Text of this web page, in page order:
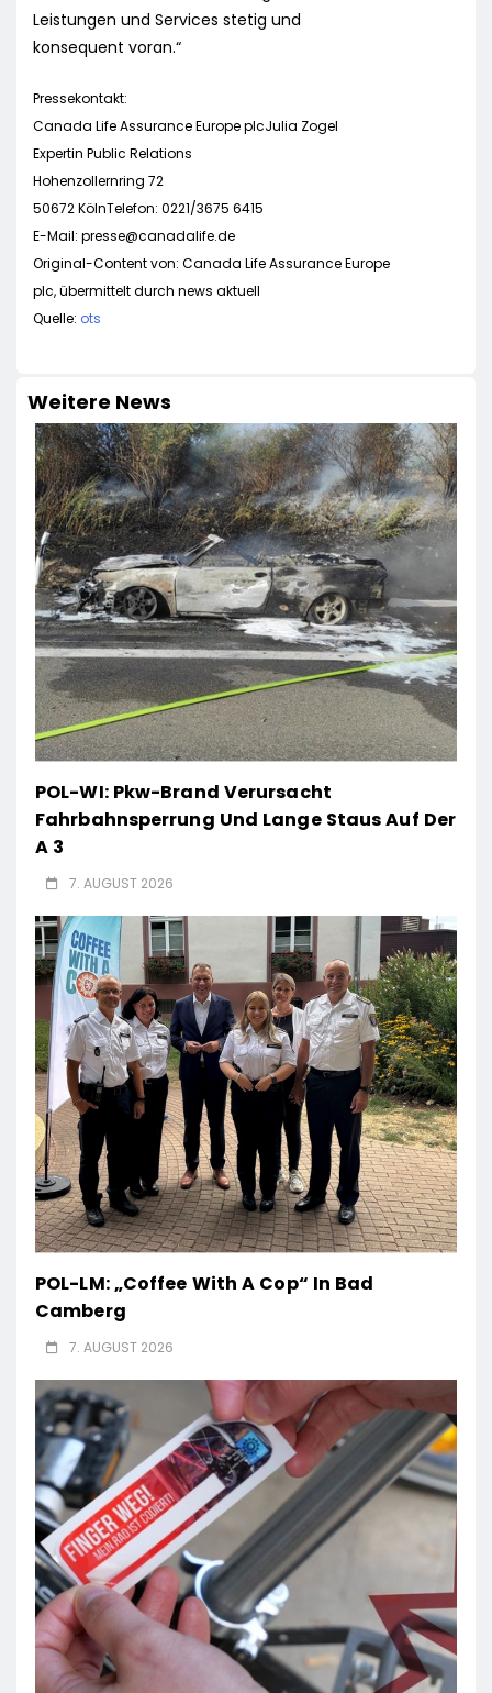
Leistungen und Services stetig und
konsequent voran.“
Pressekontakt:
Canada Life Assurance Europe plcJulia Zogel
Expertin Public Relations
Hohenzollernring 72
50672 KölnTelefon: 0221/3675 6415
E-Mail: presse@canadalife.de
Original-Content von: Canada Life Assurance Europe
plc, übermittelt durch news aktuell
Quelle: ots
Weitere News
POL-WI: Pkw-Brand Verursacht
Fahrbahnsperrung Und Lange Staus Auf Der
A 3
7. AUGUST 2026
POL-LM: „Coffee With A Cop“ In Bad
Camberg
7. AUGUST 2026